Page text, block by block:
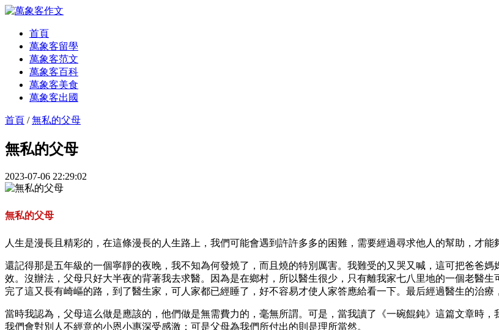
首頁
萬象客留學
萬象客范文
萬象客百科
萬象客美食
萬象客出國
首頁 /無私的父母
無私的父母
2023-07-06 22:29:02
無私的父母
人生是漫長且精彩的，在這條漫長的人生路上，我們可能會遇到許許多多的困難，需要經過尋求他人的幫助，才
還記得那是五年級的一個寧靜的夜晚，我不知為何發燒了，而且燒的特別厲害。我難受的又哭又喊，這可把爸爸
效。沒辦法，父母只好大半夜的背著我去求醫。因為是在鄉村，所以醫生很少，只有離我家七八里地的一個老醫
完了這又長有崎嶇的路，到了醫生家，可人家都已經睡了，好不容易才使人家答應給看一下。最后經過醫生的治療
當時我認為，父母這么做是應該的，他們做是無需費力的，毫無所謂。可是，當我讀了《一碗餛鈍》這篇文章時
我們會對別人不經意的小恩小惠深受感激；可是父母為我們所付出的則是理所當然。